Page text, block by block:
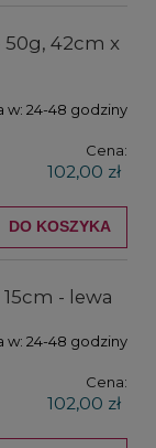
50g, 42cm x
w: 24-48 godziny
Cena:
102,00 zł
DO KOSZYKA
- lewa
w: 24-48 godziny
Cena:
102,00 zł